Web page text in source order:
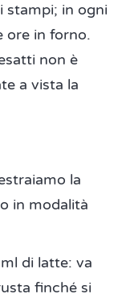
stampi; in ogni
ore in forno.
non è
a vista la
la
in modalità
di latte: va
finché si